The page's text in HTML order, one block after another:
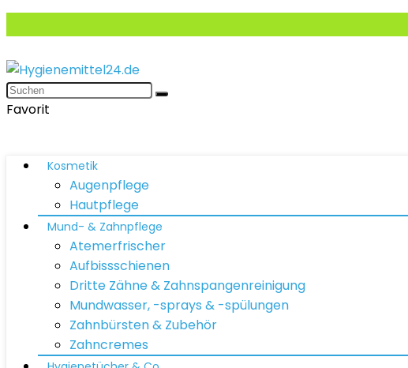
Favorit
Kosmetik
Augenpflege
Hautpflege
Mund- & Zahnpflege
Atemerfrischer
Aufbissschienen
Dritte Zähne & Zahnspangenreinigung
Mundwasser, -sprays & -spülungen
Zahnbürsten & Zubehör
Zahncremes